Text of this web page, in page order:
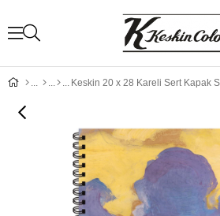
Keskin 20 x 28 Kareli Sert Kapak